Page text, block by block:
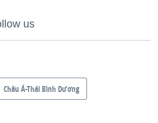
us
Châu Á-Thái Bình Dương